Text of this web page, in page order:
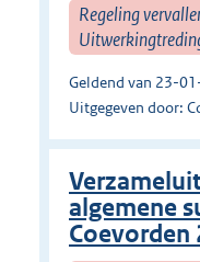
Regeling
Geldend van 23-
Uitgegeven door:
algemene
Coevorden